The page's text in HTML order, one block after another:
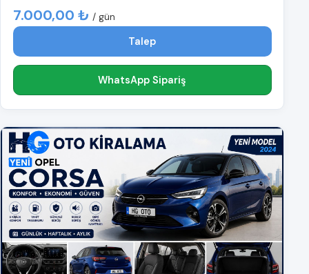
7.000,00 ₺ / gün
Talep
WhatsApp Sipariş